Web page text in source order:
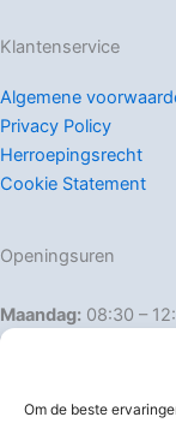
Om de beste
Klantenservice
Algemene
Privacy Policy
Herroepingsrecht
Cookie Statement
Openingsuren
Maandag: 08:30 –
Dinsdag:
08:30 –
Donderdag: 08:30 –